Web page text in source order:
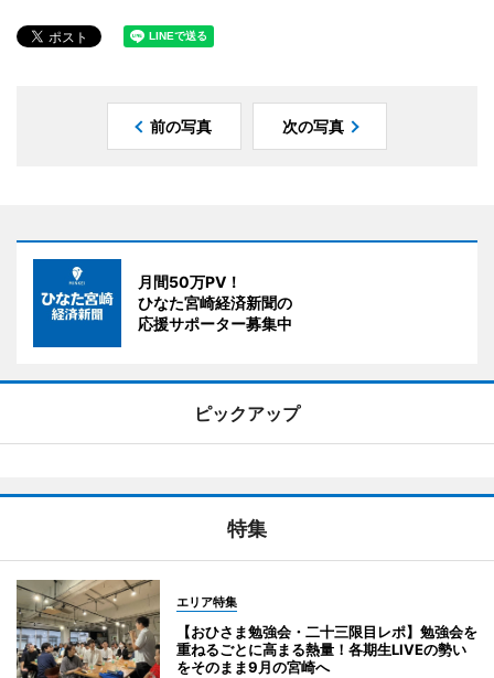
前の写真 次の写真
月間50万PV！
ひなた宮崎経済新聞の
応援サポーター募集中
ピックアップ
特集
エリア特集
【おひさま勉強会・二十三限目レポ】勉強会を
重ねるごとに高まる熱量！各期生LIVEの勢い
をそのまま9月の宮崎へ